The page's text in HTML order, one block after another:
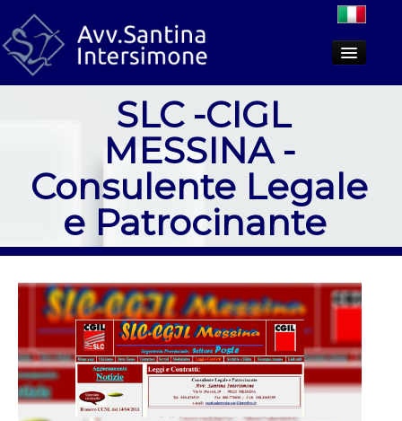
Aree di attività
Dicono di noi
Approfondimenti
SLC -CIGL
MESSINA -
Consulente Legale
e Patrocinante